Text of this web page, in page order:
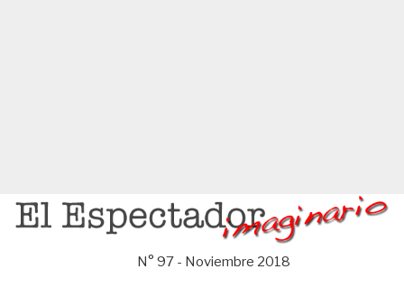
Saltar
N° 97 - Noviembre 2018